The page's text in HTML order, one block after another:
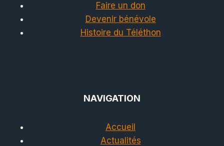
Faire un don
Devenir bénévole
Histoire du Téléthon
NAVIGATION
Accueil
Actualités